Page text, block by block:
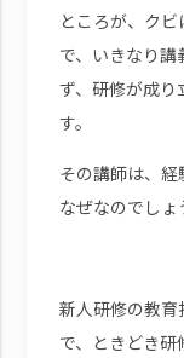
ところが、ク
で、いきなり
ず、研修が成り
す。
その講師は、経
なぜなのでしょ
新人研修の教育
で、ときどき研